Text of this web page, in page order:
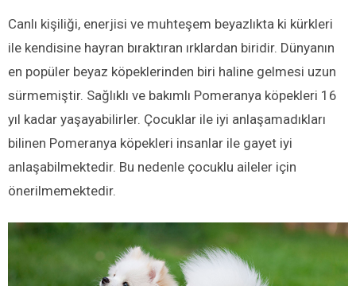
Canlı kişiliği, enerjisi ve muhteşem beyazlıkta ki kürkleri
ile kendisine hayran bıraktıran ırklardan biridir. Dünyanın
en popüler beyaz köpeklerinden biri haline gelmesi uzun
sürmemiştir. Sağlıklı ve bakımlı Pomeranya köpekleri 16
yıl kadar yaşayabilirler. Çocuklar ile iyi anlaşamadıkları
bilinen Pomeranya köpekleri insanlar ile gayet iyi
anlaşabilmektedir. Bu nedenle çocuklu aileler için
önerilmemektedir.